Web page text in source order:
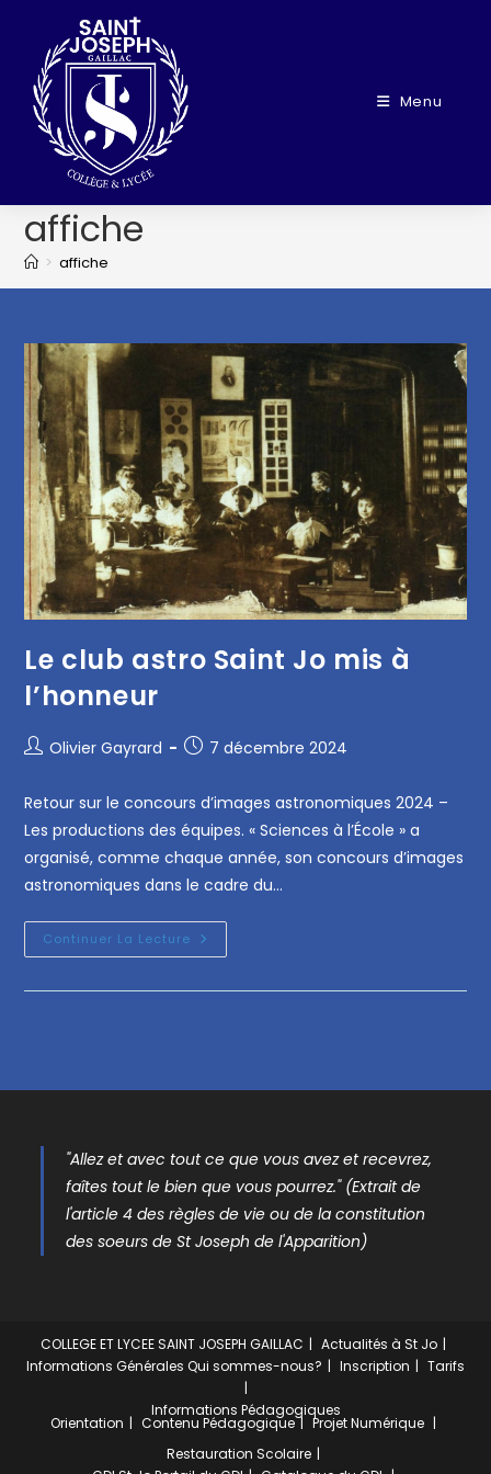
Menu
affiche
> affiche
Le club astro Saint Jo mis à
l’honneur
Olivier Gayrard 7 décembre 2024
Retour sur le concours d’images astronomiques 2024 –
Les productions des équipes. « Sciences à l’École » a
organisé, comme chaque année, son concours d’images
astronomiques dans le cadre du…
Continuer La Lecture
"Allez et avec tout ce que vous avez et recevrez,
faîtes tout le bien que vous pourrez." (Extrait de
l'article 4 des règles de vie ou de la constitution
des soeurs de St Joseph de l'Apparition)
COLLEGE ET LYCEE SAINT JOSEPH GAILLAC
Actualités à St Jo
Informations Générales Qui sommes-nous? Inscription Tarifs
Informations Pédagogiques
Orientation Contenu Pédagogique
Projet Numérique
Restauration Scolaire